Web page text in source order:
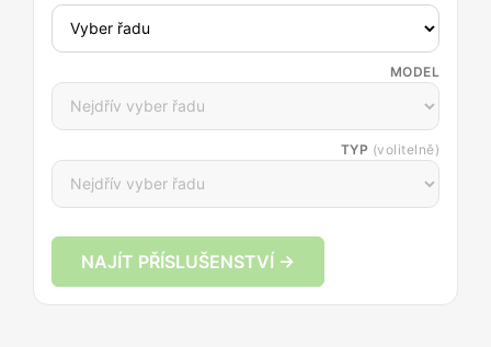
MODEL
TYP (volitelně)
NAJÍT PŘÍSLUŠENSTVÍ →